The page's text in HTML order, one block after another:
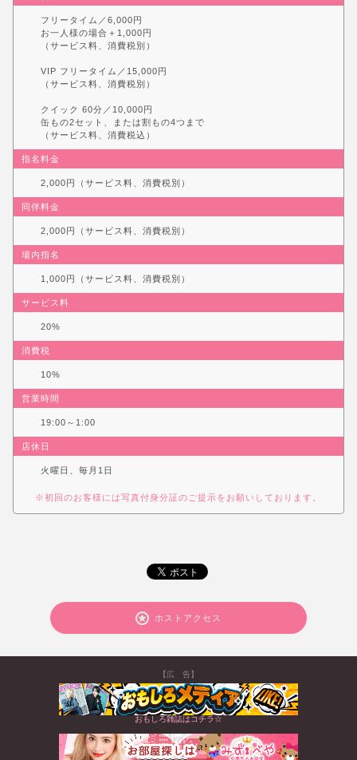
フリータイム／6,000円
お一人様の場合＋1,000円
（サービス料、消費税別）
VIP フリータイム／15,000円
（サービス料、消費税別）
クイック 60分／10,000円
缶もの2セット、または割もの4つまで
（サービス料、消費税込）
指名料金
2,000円（サービス料、消費税別）
同伴料金
2,000円（サービス料、消費税別）
場内指名
1,000円（サービス料、消費税別）
サービス料
20%
消費税
10%
営業時間
19:00～1:00
店休日
火曜日、毎月1日
※初回のお客様には写真付身分証のご提示をお願いしております。
ホストアクセス
【広 告】
おもしろ雑誌はコチラ☆